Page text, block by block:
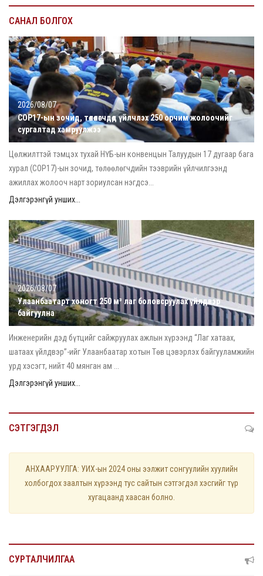
САНАЛ БОЛГОХ
2026/08/07
COP17-ын зочид, төлөөлөгчдөд үйлчлэх 250 орчим жолоочийг
сургалтад хамруулжээ
Цөлжилттэй тэмцэх тухай НҮБ-ын конвенцын Талуудын 17 дугаар бага
хурал (COP17)-ын зочид, төлөөлөгчдийн тээврийн үйлчилгээнд
ажиллах жолооч нарт зориулсан нэгдсэ...
Дэлгэрэнгүй унших...
2026/08/07
Улаанбаатарт хоногт 250 м³ лаг боловсруулах үйлдвэр
байгуулна
Инженерийн дэд бүтцийг сайжруулах ажлын хүрээнд “Лаг хатаах,
шатаах үйлдвэр”-ийг Улаанбаатар хотын Төв цэвэрлэх байгууламжийн
урд хэсэгт, нийт 40 мянган ам ...
Дэлгэрэнгүй унших...
СЭТГЭГДЭЛ
АНХААРУУЛГА: УИХ-ын 2024 оны ээлжит сонгуулийн хуулийн
холбогдох заалтын хүрээнд тус сайтын сэтгэгдэл хэсгийг түр
хугацаанд хаасан болно.
СУРТАЛЧИЛГАА